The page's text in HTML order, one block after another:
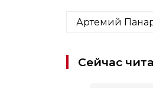
Артемий
Сейчас